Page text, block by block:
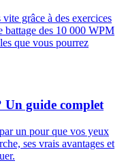
grâce à des exercices
battage des 10 000 WPM
que vous pourrez
Un guide complet
un pour que vos yeux
ses vrais avantages et